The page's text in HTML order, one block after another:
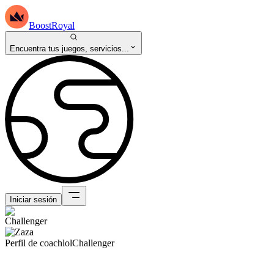
BoostRoyal
Encuentra tus juegos, servicios...
Iniciar sesión
Perfil de coachlolChallenger